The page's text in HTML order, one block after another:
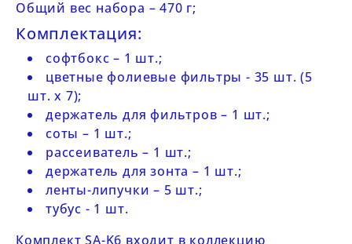
Общий вес набора – 470 г;
Комплектация:
софтбокс – 1 шт.;
цветные фолиевые фильтры - 35 шт. (5
шт. х 7);
держатель для фильтров – 1 шт.;
соты – 1 шт.;
рассеиватель – 1 шт.;
держатель для зонта – 1 шт.;
ленты-липучки – 5 шт.;
тубус - 1 шт.
Комплект SA-K6 входит в коллекцию